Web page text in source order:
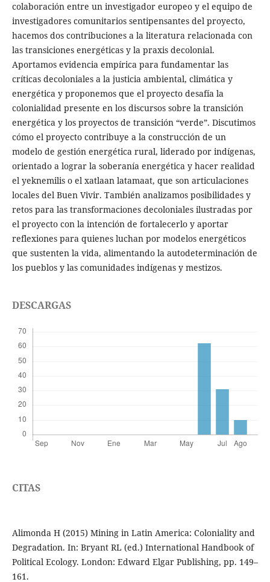
colaboración entre un investigador europeo y el equipo de
investigadores comunitarios sentipensantes del proyecto,
hacemos dos contribuciones a la literatura relacionada con
las transiciones energéticas y la praxis decolonial.
Aportamos evidencia empírica para fundamentar las
críticas decoloniales a la justicia ambiental, climática y
energética y proponemos que el proyecto desafía la
colonialidad presente en los discursos sobre la transición
energética y los proyectos de transición “verde”. Discutimos
cómo el proyecto contribuye a la construcción de un
modelo de gestión energética rural, liderado por indígenas,
orientado a lograr la soberanía energética y hacer realidad
el yeknemilis o el xatlaan latamaat, que son articulaciones
locales del Buen Vivir. También analizamos posibilidades y
retos para las transformaciones decoloniales ilustradas por
el proyecto con la intención de fortalecerlo y aportar
reflexiones para quienes luchan por modelos energéticos
que sustenten la vida, alimentando la autodeterminación de
los pueblos y las comunidades indígenas y mestizos.
DESCARGAS
CITAS
Alimonda H (2015) Mining in Latin America: Coloniality and
Degradation. In: Bryant RL (ed.) International Handbook of
Political Ecology. London: Edward Elgar Publishing, pp. 149–
161.